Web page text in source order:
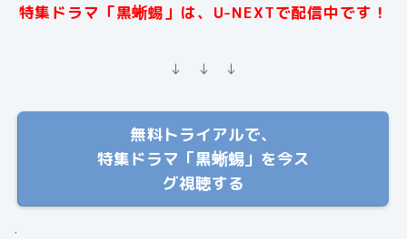
特集ドラマ「黒蜥蜴」は、U-NEXTで配信中です！
↓ ↓ ↓
無料トライアルで、
特集ドラマ「黒蜥蜴」を今ス
グ視聴する
.